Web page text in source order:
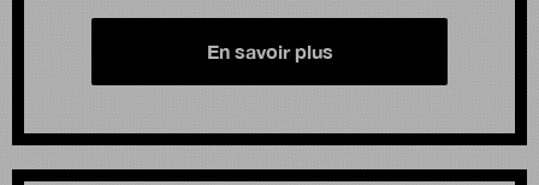
En savoir plus